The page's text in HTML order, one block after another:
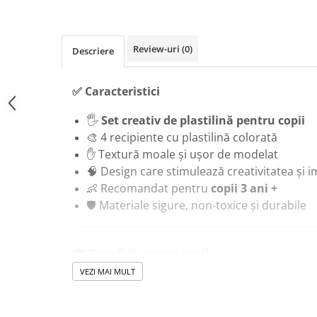
Trotinete & Triciclete pentru Copii
Joaca de Vara & Apa
Colaci & Saltele Gonflabile
Jucarii pentru Plaja
Joaca in Aer Liber
Toate Jucariile pentru Copii
Jucarii Educative & Invatare
Jucarii Interactive & Sensoriale
Puzzle & Jocuri de Logica
Descriere Review-uri (0)
✅ Caracteristici
🖐Set creativ de plastilină pentru copii
🎨 4 recipiente cu plastilină colorată
✋ Textură moale și ușor de modelat
🧠 Design care stimulează creativitatea și
👶 Recomandat pentru copii 3 ani +
🛡️ Materiale sigure, non-toxice și durabile
✋Dezvoltă coordonarea mână-ochi și
VEZI MAI MULT